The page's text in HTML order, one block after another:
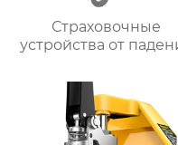
Страховочные
устройства от